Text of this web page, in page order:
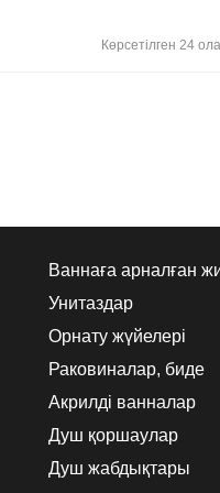
Көрсетілген 24
Ваннаға арналған
Унитаздар
Орнату жүйелері
Раковиналар, биде
Акрилді ванналар
Душ қоршаулар
Душ жабдықтары